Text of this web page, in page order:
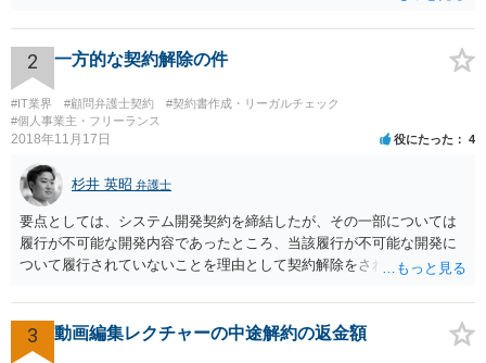
さんが「ABCウェブサービス」の屋号で事業を運営する際には、「当
社」の代わりに「ABCウェブサービス」とか「ABCWS」を使う等で
す。
2 一方的な契約解除の件
#IT業界 #顧問弁護士契約
#契約書作成・リーガルチェック
#個人事業主・フリーランス
2018年11月17日 役にたった 4
杉井 英昭 弁護士
要点としては、システム開発契約を締結したが、その一部については
履行が不可能な開発内容であったところ、当該履行が不可能な開発に
ついて履行されていないことを理由として契約解除をされた。そこ
いうご質問であると理解しました。 まず、「物理的にできない開発で
一方的に契約不履行のように伝えられ」とのことですが、「物理的に
できない」と真に言えるのかどうか、なぜ「物理的にできない開発」
3 動画編集レクチャーの中途解約の返金額